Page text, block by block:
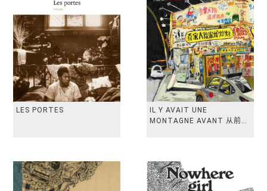
LES PORTES
IL Y AVAIT UNE
MONTAGNE AVANT 从前有